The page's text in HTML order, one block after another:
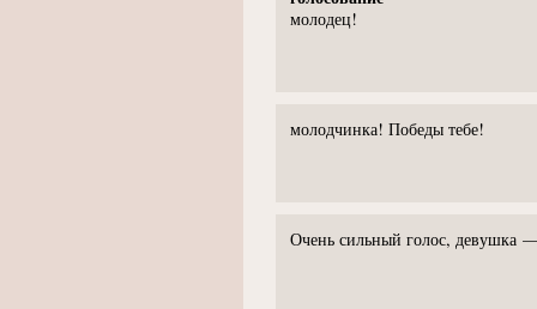
молодец!
молодчинка! Победы тебе!
Очень сильный голос, девушка